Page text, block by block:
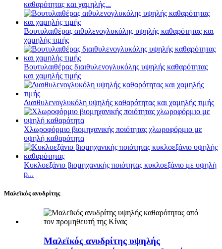
καθαρότητας και χαμηλής...
Βουτυλαιθέρας αιθυλενογλυκόλης υψηλής καθαρότητας και
χαμηλής τιμής
Βουτυλαιθέρας διαιθυλενογλυκόλης υψηλής καθαρότητας
και χαμηλής τιμής
Διαιθυλενογλυκόλη υψηλής καθαρότητας και χαμηλής τιμής
Χλωροφόρμιο βιομηχανικής ποιότητας χλωροφόρμιο με
υψηλή καθαρότητα
Κυκλοεξάνιο βιομηχανικής ποιότητας κυκλοεξάνιο με υψηλή
p...
Μαλεϊκός ανυδρίτης
Μαλεϊκός ανυδρίτης υψηλής